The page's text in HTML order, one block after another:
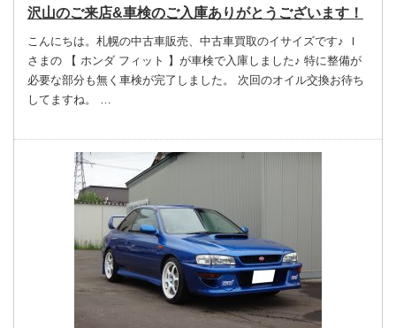
沢山のご来店&車検のご入庫ありがとうございます！
こんにちは。札幌の中古車販売、中古車買取のイサイズです♪ Ｉ
さまの 【 ホンダ フィット 】が車検で入庫しました♪ 特に整備が
必要な部分も無く車検が完了しました。 次回のオイル交換お待ち
してますね。 …